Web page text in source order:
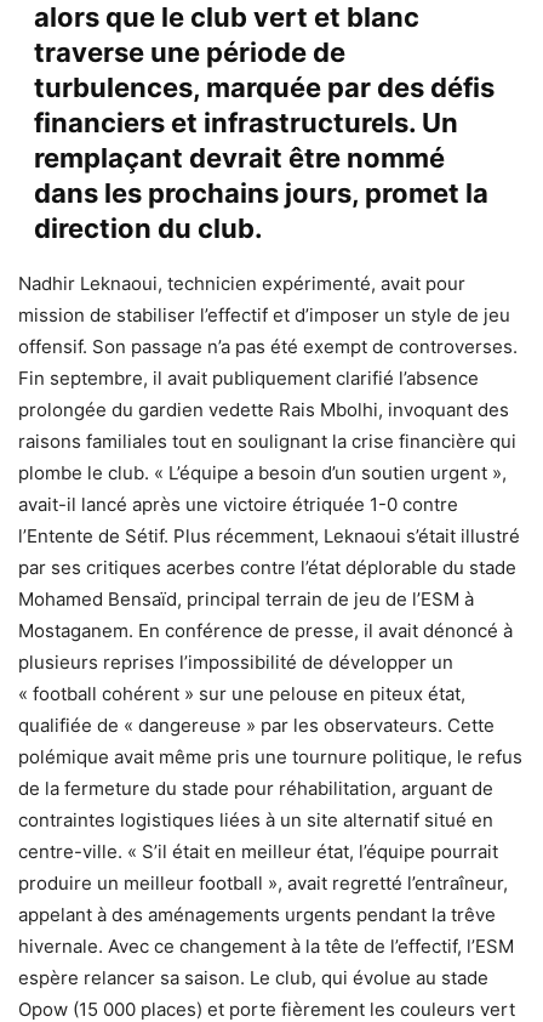
alors que le club vert et blanc
traverse une période de
turbulences, marquée par des défis
financiers et infrastructurels. Un
remplaçant devrait être nommé
dans les prochains jours, promet la
direction du club.
Nadhir Leknaoui, technicien expérimenté, avait pour
mission de stabiliser l’effectif et d’imposer un style de jeu
offensif. Son passage n’a pas été exempt de controverses.
Fin septembre, il avait publiquement clarifié l’absence
prolongée du gardien vedette Rais Mbolhi, invoquant des
raisons familiales tout en soulignant la crise financière qui
plombe le club. « L’équipe a besoin d’un soutien urgent »,
avait-il lancé après une victoire étriquée 1-0 contre
l’Entente de Sétif. Plus récemment, Leknaoui s’était illustré
par ses critiques acerbes contre l’état déplorable du stade
Mohamed Bensaïd, principal terrain de jeu de l’ESM à
Mostaganem. En conférence de presse, il avait dénoncé à
plusieurs reprises l’impossibilité de développer un
« football cohérent » sur une pelouse en piteux état,
qualifiée de « dangereuse » par les observateurs. Cette
polémique avait même pris une tournure politique, le refus
de la fermeture du stade pour réhabilitation, arguant de
contraintes logistiques liées à un site alternatif situé en
centre-ville. « S’il était en meilleur état, l’équipe pourrait
produire un meilleur football », avait regretté l’entraîneur,
appelant à des aménagements urgents pendant la trêve
hivernale. Avec ce changement à la tête de l’effectif, l’ESM
espère relancer sa saison. Le club, qui évolue au stade
Opow (15 000 places) et porte fièrement les couleurs vert